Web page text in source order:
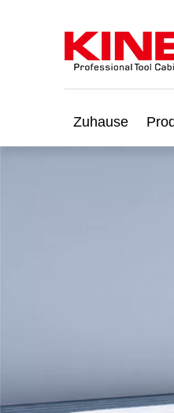
Zuhause